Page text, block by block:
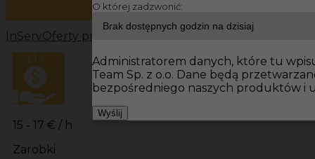
InServOferty pracy Prace wykończeniowe Niemcy
15 - 17 € / h
Zarobki
O której zadzwonić:
Administratorem danych, które tu
Team Sp. z o.o. Dane będą
bezpośredniego naszych produktów i
Wyślij